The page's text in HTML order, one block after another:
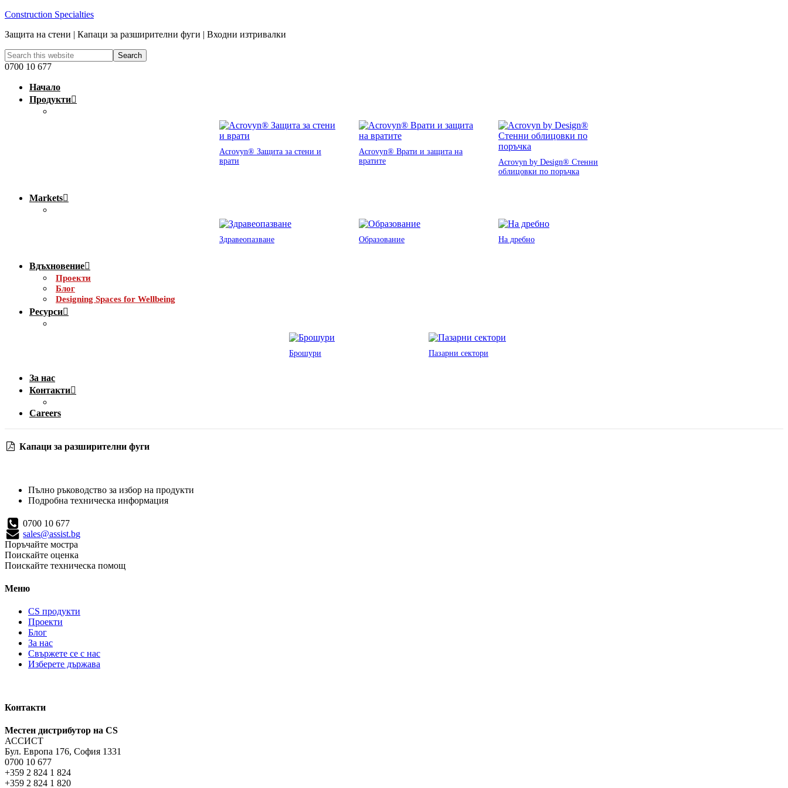
Construction Specialties
Защита на стени | Капаци за разширителни фуги | Входни изтривалки
0700 10 677
Начало
Продукти
Acrovyn® Защита за стени и
врати
Acrovyn® Врати и защита на
вратите
Acrovyn by Design® Стенни
облицовки по поръчка
Markets
Здравеопазване Образование На дребно
Вдъхновение
Проекти
Блог
Designing Spaces for Wellbeing
Ресурси
Брошури Пазарни сектори
За нас
Контакти
Careers
Капаци за разширителни фуги
Пълно ръководство за избор на продукти
Подробна техническа информация
0700 10 677
sales@assist.bg
Поръчайте мостра
Поискайте оценка
Поискайте техническа помощ
Меню
CS продукти
Проекти
Блог
За нас
Свържете се с нас
Изберете държава
Контакти
Местен дистрибутор на CS
АССИСТ
Бул. Европа 176, София 1331
0700 10 677
+359 2 824 1 824
+359 2 824 1 820